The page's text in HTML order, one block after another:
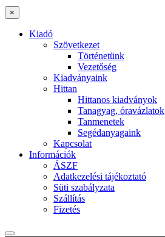
×
Kiadó
Szövetkezet
Történetünk
Vezetőség
Kiadványaink
Hittan
Hittanos kiadványok
Tanagyag, óravázlatok
Tanmenetek
Segédanyagaink
Kapcsolat
Információk
ÁSZF
Adatkezelési tájékoztató
Süti szabályzata
Szállítás
Fizetés